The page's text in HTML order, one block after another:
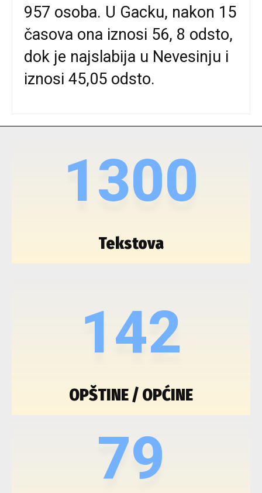
957 osoba. U Gacku, nakon 15
časova ona iznosi 56, 8 odsto,
dok je najslabija u Nevesinju i
iznosi 45,05 odsto.
1300
Tekstova
142
OPŠTINE / OPĆINE
79